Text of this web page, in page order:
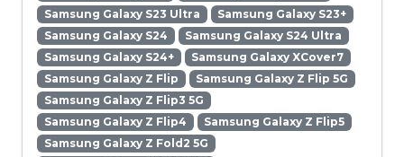
Samsung Galaxy S23 Ultra
Samsung Galaxy S23+
Samsung Galaxy S24
Samsung Galaxy S24 Ultra
Samsung Galaxy S24+
Samsung Galaxy XCover7
Samsung Galaxy Z Flip
Samsung Galaxy Z Flip 5G
Samsung Galaxy Z Flip3 5G
Samsung Galaxy Z Flip4
Samsung Galaxy Z Flip5
Samsung Galaxy Z Fold2 5G